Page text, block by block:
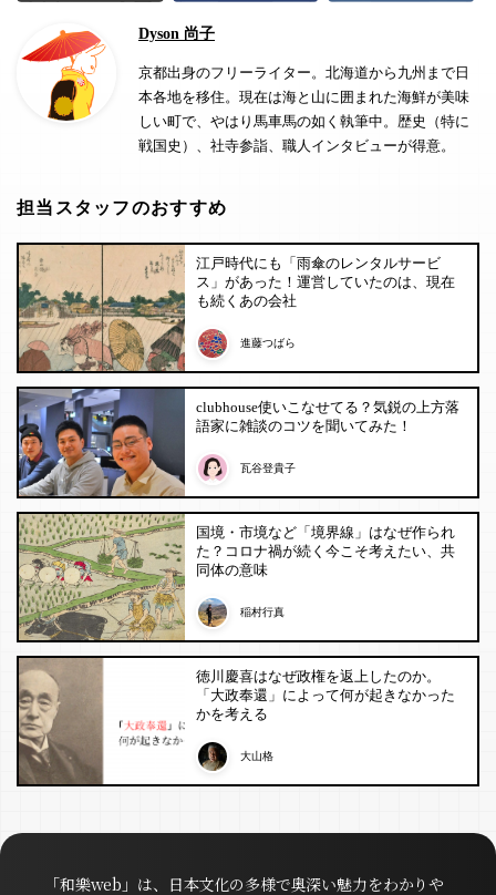
Dyson 尚子
京都出身のフリーライター。北海道から九州まで日
本各地を移住。現在は海と山に囲まれた海鮮が美味
しい町で、やはり馬車馬の如く執筆中。歴史（特に
戦国史）、社寺参詣、職人インタビューが得意。
担当スタッフのおすすめ
江戸時代にも「雨傘のレンタルサービ
ス」があった！運営していたのは、現在
も続くあの会社
進藤つばら
clubhouse使いこなせてる？気鋭の上方落
語家に雑談のコツを聞いてみた！
瓦谷登貴子
国境・市境など「境界線」はなぜ作られ
た？コロナ禍が続く今こそ考えたい、共
同体の意味
稲村行真
徳川慶喜はなぜ政権を返上したのか。
「大政奉還」によって何が起きなかった
かを考える
大山格
「和樂web」は、日本文化の多様で奥深い魅力をわかりや